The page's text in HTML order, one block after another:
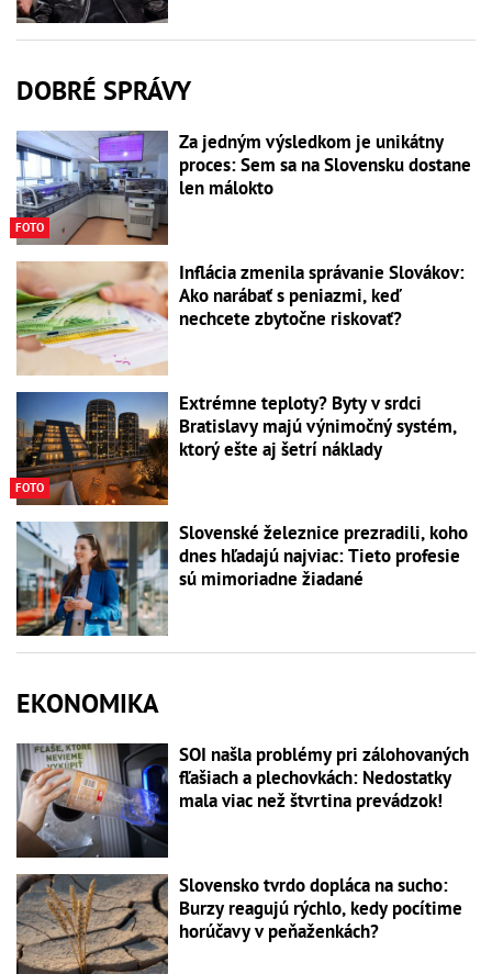
DOBRÉ SPRÁVY
FOTO
Za jedným výsledkom je unikátny
proces: Sem sa na Slovensku dostane
len málokto
Inflácia zmenila správanie Slovákov:
Ako narábať s peniazmi, keď
nechcete zbytočne riskovať?
FOTO
Extrémne teploty? Byty v srdci
Bratislavy majú výnimočný systém,
ktorý ešte aj šetrí náklady
Slovenské železnice prezradili, koho
dnes hľadajú najviac: Tieto profesie
sú mimoriadne žiadané
EKONOMIKA
SOI našla problémy pri zálohovaných
fľašiach a plechovkách: Nedostatky
mala viac než štvrtina prevádzok!
Slovensko tvrdo dopláca na sucho:
Burzy reagujú rýchlo, kedy pocítime
horúčavy v peňaženkách?